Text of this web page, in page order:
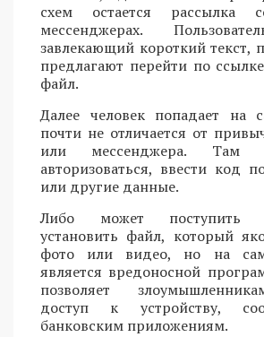
схем остается рассылка
мессенджерах.
завлекающий короткий текст,
предлагают перейти по
файл.
Далее человек попадает на
почти не отличается от
или мессенджера. Там
авторизоваться, ввести код
или другие данные.
Либо может поступить
установить файл, который
фото или видео, но на
является вредоносной
позволяет
доступ к устройству,
банковским приложениям.